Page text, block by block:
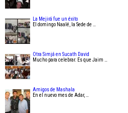
La Mejirá fue un éxito
El domingo Naalé, la Sede de …
Otra Simjá en Sucath David
Mucho para celebrar. Es que Jaim …
Amigos de Mashala
En el nuevo mes de Adar, …